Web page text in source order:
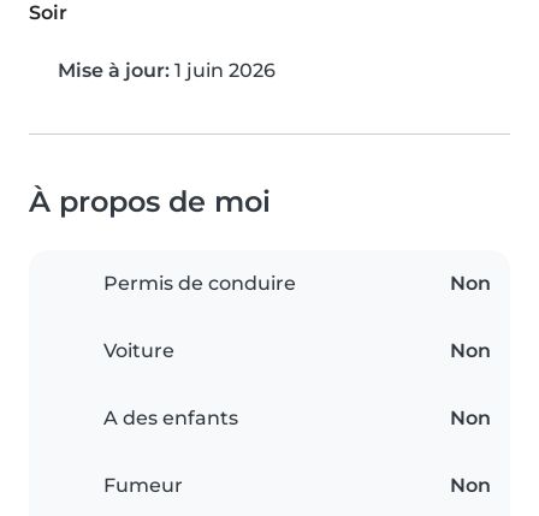
Soir
Mise à jour: 1 juin 2026
À propos de moi
Permis de conduire Non
Voiture Non
A des enfants Non
Fumeur Non